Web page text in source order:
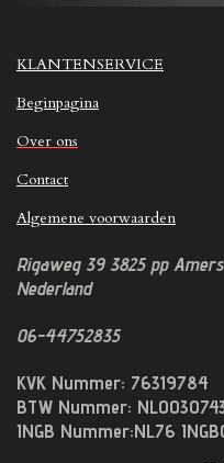
KLANTENSERVICE
Beginpagina
Over ons
Contact
Algemene voorwaarden
Rigaweg 39 3825 pp
Nederland
06-44752835
KVK Nummer: 76319784
BTW Nummer:
INGB Nummer:NL76